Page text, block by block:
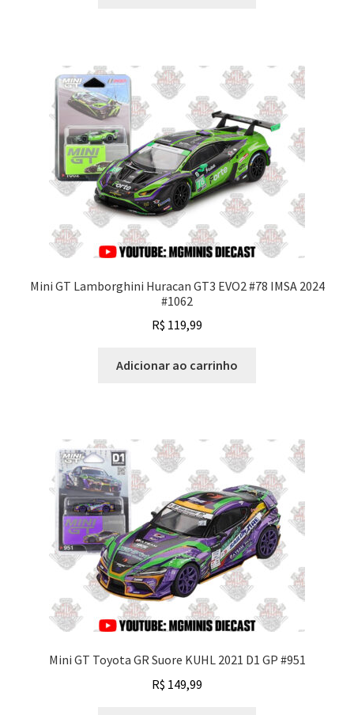
Mini GT Lamborghini Huracan GT3 EVO2 #78 IMSA 2024
#1062
R$ 119,99
Adicionar ao carrinho
Mini GT Toyota GR Suore KUHL 2021 D1 GP #951
R$ 149,99